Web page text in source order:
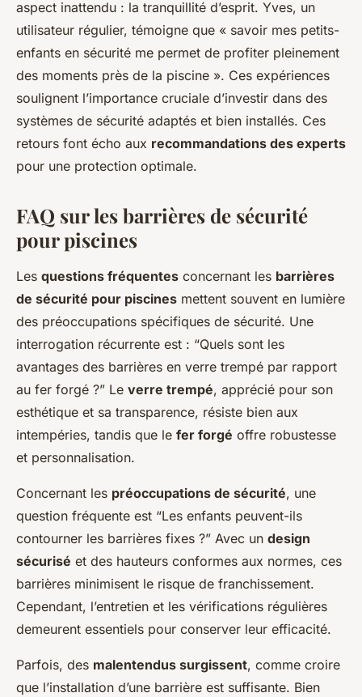
aspect inattendu : la tranquillité d’esprit. Yves, un
utilisateur régulier, témoigne que « savoir mes petits-
enfants en sécurité me permet de profiter pleinement
des moments près de la piscine ». Ces expériences
soulignent l’importance cruciale d’investir dans des
systèmes de sécurité adaptés et bien installés. Ces
retours font écho aux recommandations des experts
pour une protection optimale.
FAQ sur les barrières de sécurité
pour piscines
Les questions fréquentes concernant les barrières
de sécurité pour piscines mettent souvent en lumière
des préoccupations spécifiques de sécurité. Une
interrogation récurrente est : “Quels sont les
avantages des barrières en verre trempé par rapport
au fer forgé ?” Le verre trempé, apprécié pour son
esthétique et sa transparence, résiste bien aux
intempéries, tandis que le fer forgé offre robustesse
et personnalisation.
Concernant les préoccupations de sécurité, une
question fréquente est “Les enfants peuvent-ils
contourner les barrières fixes ?” Avec un design
sécurisé et des hauteurs conformes aux normes, ces
barrières minimisent le risque de franchissement.
Cependant, l’entretien et les vérifications régulières
demeurent essentiels pour conserver leur efficacité.
Parfois, des malentendus surgissent, comme croire
que l’installation d’une barrière est suffisante. Bien